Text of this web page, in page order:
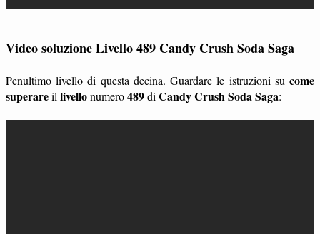
Video soluzione Livello 489 Candy Crush Soda Saga
Penultimo livello di questa decina. Guardare le istruzioni su come
superareil livellonumero489di Candy Crush Soda Saga: